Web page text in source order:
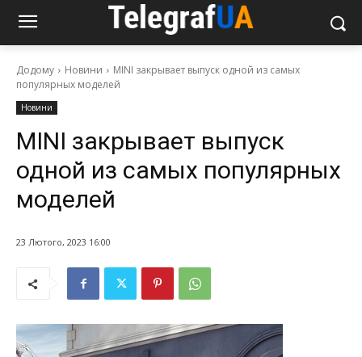
Додому Новини
MINI закрывает выпуск одной из самых
популярных моделей
Новини
MINI закрывает выпуск
одной из самых популярных
моделей
23 Лютого, 2023 16:00